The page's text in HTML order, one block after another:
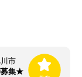
市
募集★